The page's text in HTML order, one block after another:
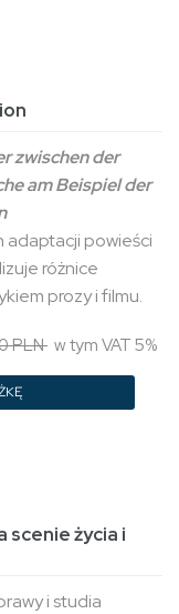
zwischen der
am Beispiel der
adaptacji powieści
różnice
prozy i filmu.
PLN w tym VAT 5%
scenie życia i
i studia